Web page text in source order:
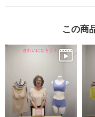
この商